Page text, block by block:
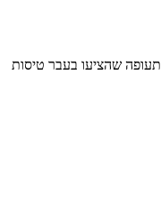
שהציעו בעבר טיסות